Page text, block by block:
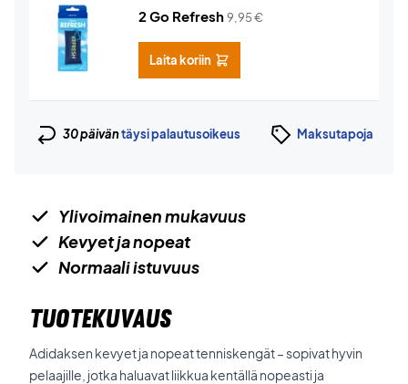
2 Go Refresh9,95€
Laita koriin
30 päiväntäysi palautusoikeus Maksutapoja
Ylivoimainen mukavuus
Kevyet ja nopeat
Normaali istuvuus
TUOTEKUVAUS
Adidaksen kevyet ja nopeat tenniskengät – sopivat hyvin
pelaajille, jotka haluavat liikkua kentällä nopeasti ja